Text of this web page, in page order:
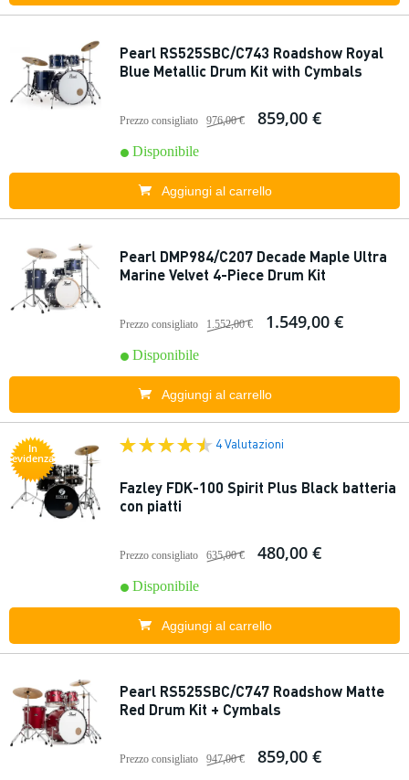
Pearl RS525SBC/C743 Roadshow Royal
Blue Metallic Drum Kit with Cymbals
Prezzo consigliato 976,00 € 859,00 €
Disponibile
Aggiungi al carrello
Pearl DMP984/C207 Decade Maple Ultra
Marine Velvet 4-Piece Drum Kit
Prezzo consigliato 1.552,00 € 1.549,00 €
Disponibile
Aggiungi al carrello
In
evidenza
4 Valutazioni
Fazley FDK-100 Spirit Plus Black batteria
con piatti
Prezzo consigliato 635,00 € 480,00 €
Disponibile
Aggiungi al carrello
Pearl RS525SBC/C747 Roadshow Matte
Red Drum Kit + Cymbals
Prezzo consigliato 947,00 € 859,00 €